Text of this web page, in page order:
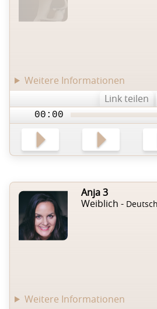
Weitere Informationen
Link teilen
00:00
Anja 3
Weiblich -
Weitere Informationen